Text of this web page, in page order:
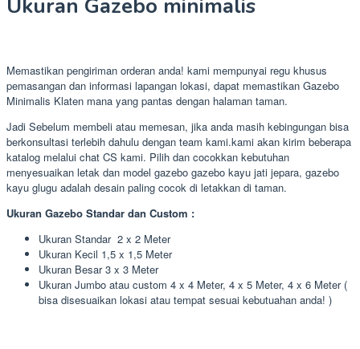
Ukuran Gazebo minimalis
Memastikan pengiriman orderan anda! kami mempunyai regu khusus
pemasangan dan informasi lapangan lokasi, dapat memastikan Gazebo
Minimalis Klaten mana yang pantas dengan halaman taman.
Jadi Sebelum membeli atau memesan, jika anda masih kebingungan bisa
berkonsultasi terlebih dahulu dengan team kami.kami akan kirim beberapa
katalog melalui chat CS kami. Pilih dan cocokkan kebutuhan
menyesuaikan letak dan model gazebo gazebo kayu jati jepara, gazebo
kayu glugu adalah desain paling cocok di letakkan di taman.
Ukuran Gazebo Standar dan Custom :
Ukuran Standar 2 x 2 Meter
Ukuran Kecil 1,5 x 1,5 Meter
Ukuran Besar 3 x 3 Meter
Ukuran Jumbo atau custom 4 x 4 Meter, 4 x 5 Meter, 4 x 6 Meter (
bisa disesuaikan lokasi atau tempat sesuai kebutuahan anda! )